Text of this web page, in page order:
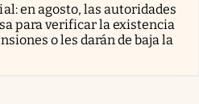
en agosto, las autoridades
para verificar la existencia
o les darán de baja la